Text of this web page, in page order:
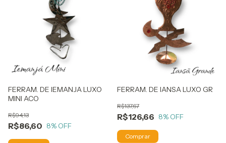
FERRAM. DE IEMANJA LUXO
MINI ACO
R$86,60
R$94,13
8% OFF
FERRAM. DE IANSA LUXO GR
R$126,66
R$137,67
8% OFF